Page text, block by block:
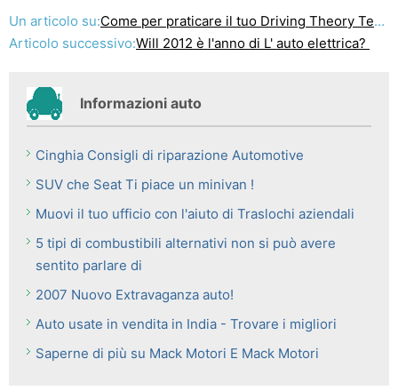
Un articolo su:Come per praticare il tuo Driving Theory Test e pratiche
Articolo successivo:Will 2012 è l'anno di L' auto elettrica?
Informazioni auto
Cinghia Consigli di riparazione Automotive
SUV che Seat Ti piace un minivan !
Muovi il tuo ufficio con l'aiuto di Traslochi aziendali
5 tipi di combustibili alternativi non si può avere
sentito parlare di
2007 Nuovo Extravaganza auto!
Auto usate in vendita in India - Trovare i migliori
Saperne di più su Mack Motori E Mack Motori